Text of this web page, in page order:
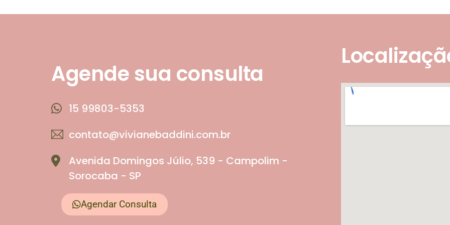
Agende sua consulta
15 99803-5353
contato@vivianebaddini.com.br
Avenida Domingos Júlio, 539 - Campolim -
Sorocaba - SP
Agendar Consulta